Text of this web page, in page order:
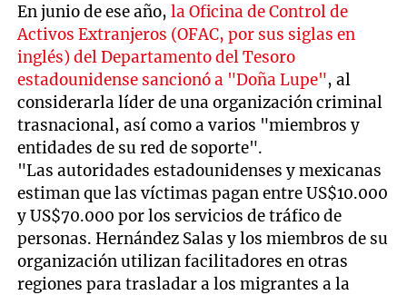
En junio de ese año,la Oficina de Control de
Activos Extranjeros (OFAC, por sus siglas en
inglés) del Departamento del Tesoro
estadounidense sancionó a "Doña Lupe", al
considerarla líder de una organización criminal
trasnacional, así como a varios "miembros y
entidades de su red de soporte".
"Las autoridades estadounidenses y mexicanas
estiman que las víctimas pagan entre US$10.000
y US$70.000 por los servicios de tráfico de
personas. Hernández Salas y los miembros de su
organización utilizan facilitadores en otras
regiones para trasladar a los migrantes a la